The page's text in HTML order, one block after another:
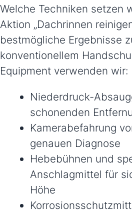
Welche Techniken setzen
Aktion „Dachrinnen
bestmögliche Ergebnisse
konventionellem
Equipment verwenden wir:
Niederdruck-
schonenden
Kamerabefahrung
genauen Diagnose
Hebebühnen und
Anschlagmittel für
Höhe